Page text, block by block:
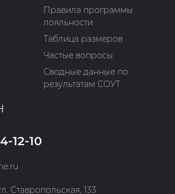
Правила программы
лояльности
Таблица размеров
Частые вопросы
Сводные данные по
результатам СОУТ
12-10
Ставропольская, 133